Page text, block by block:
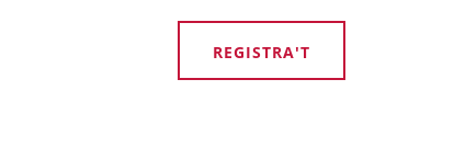
REGISTRA'T